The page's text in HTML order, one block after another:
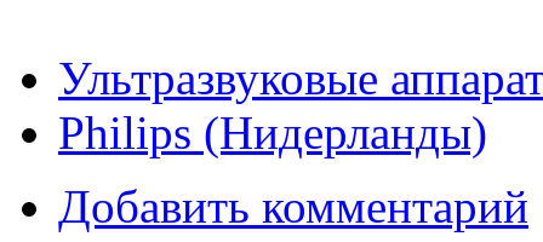
Ультразвуковые
Philips (Нидерланды)
Добавить комментарий